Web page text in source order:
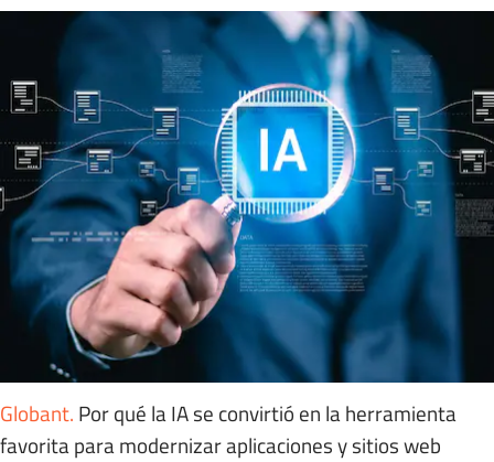
Globant. Por qué la IA se convirtió en la herramienta
favorita para modernizar aplicaciones y sitios web